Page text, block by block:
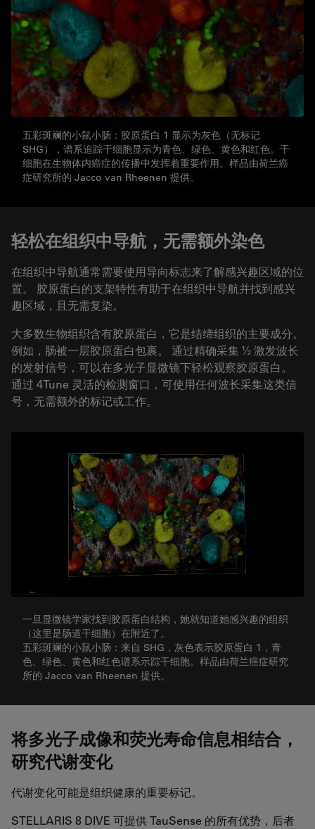
五彩斑斓的小鼠小肠：胶原蛋白 1 显示为灰色（无标记
SHG），谱系追踪干细胞显示为青色、绿色、黄色和红色。干
细胞在生物体内癌症的传播中发挥着重要作用。样品由荷兰癌
症研究所的 Jacco van Rheenen 提供。
轻松在组织中导航，无需额外染色
在组织中导航通常需要使用导向标志来了解感兴趣区域的位
置。 胶原蛋白的支架特性有助于在组织中导航并找到感兴
趣区域，且无需复染。
大多数生物组织含有胶原蛋白，它是结缔组织的主要成分。
例如，肠被一层胶原蛋白包裹。 通过精确采集 ½ 激发波长
的发射信号，可以在多光子显微镜下轻松观察胶原蛋白。
通过 4Tune 灵活的检测窗口，可使用任何波长采集这类信
号，无需额外的标记或工作。
一旦显微镜学家找到胶原蛋白结构，她就知道她感兴趣的组织
（这里是肠道干细胞）在附近了。
五彩斑斓的小鼠小肠：来自 SHG，灰色表示胶原蛋白 1，青
色、绿色、黄色和红色谱系示踪干细胞。样品由荷兰癌症研究
所的 Jacco van Rheenen 提供。
将多光子成像和荧光寿命信息相结合，
研究代谢变化
代谢变化可能是组织健康的重要标记。
STELLARIS 8 DIVE 可提供 TauSense 的所有优势，后者